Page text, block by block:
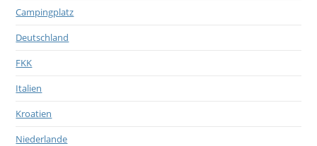
Campingplatz
Deutschland
FKK
Italien
Kroatien
Niederlande